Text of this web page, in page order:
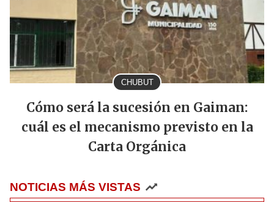
CHUBUT
Cómo será la sucesión en Gaiman:
cuál es el mecanismo previsto en la
Carta Orgánica
NOTICIAS MÁS VISTAS